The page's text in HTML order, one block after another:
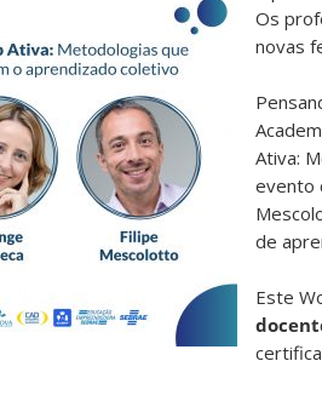
Os
novas
Ativa:
evento
de
Este